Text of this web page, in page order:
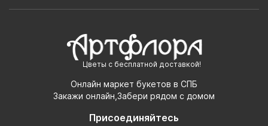
Цветы с бесплатной доставкой!
Онлайн маркет букетов в СПБ
Закажи онлайн,Забери рядом с домом
Присоединяйтесь